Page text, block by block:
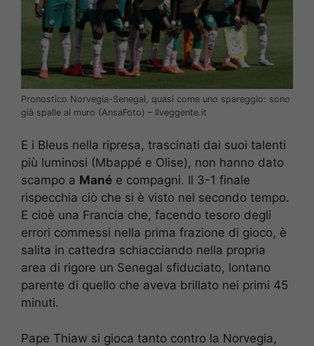
Pronostico Norvegia-Senegal, quasi come uno spareggio: sono
già spalle al muro (AnsaFoto) – Ilveggente.it
E i Bleus nella ripresa, trascinati dai suoi talenti
più luminosi (Mbappé e Olise), non hanno dato
scampo a Mané e compagni. Il 3-1 finale
rispecchia ciò che si è visto nel secondo tempo.
E cioè una Francia che, facendo tesoro degli
errori commessi nella prima frazione di gioco, è
salita in cattedra schiacciando nella propria
area di rigore un Senegal sfiduciato, lontano
parente di quello che aveva brillato nei primi 45
minuti.
Pape Thiaw si gioca tanto contro la Norvegia,